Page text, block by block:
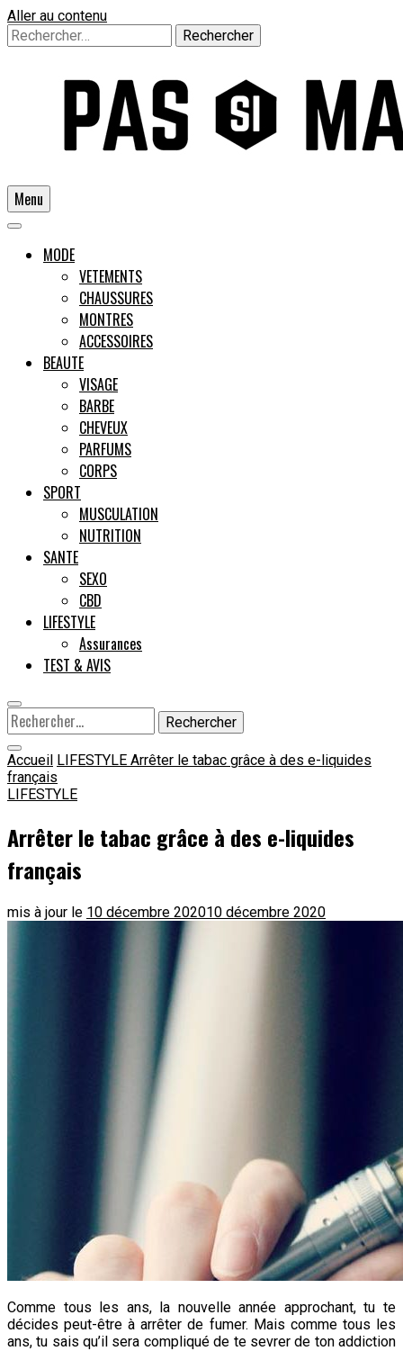
Aller au contenu
Rechercher :
Pas si
Male
Un guide pour l'homme moderne
Menu
MODE
VETEMENTS
CHAUSSURES
MONTRES
ACCESSOIRES
BEAUTE
VISAGE
BARBE
CHEVEUX
PARFUMS
CORPS
SPORT
MUSCULATION
NUTRITION
SANTE
SEXO
CBD
LIFESTYLE
Assurances
TEST & AVIS
Rechercher :
Accueil LIFESTYLE Arrêter le tabac grâce à des e-liquides
français
LIFESTYLE
Arrêter le tabac grâce à des e-liquides
français
mis à jour le 10 décembre 202010 décembre 2020
Comme tous les ans, la nouvelle année approchant, tu te
décides peut-être à arrêter de fumer. Mais comme tous les
ans, tu sais qu’il sera compliqué de te sevrer de ton addiction